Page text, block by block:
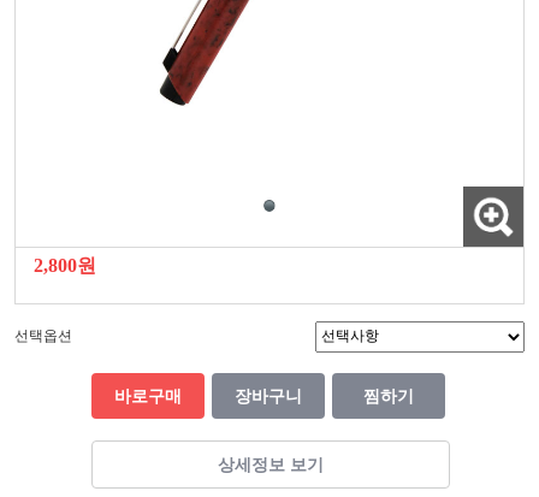
2,800원
선택옵션
바로구매 장바구니 찜하기
상세정보 보기